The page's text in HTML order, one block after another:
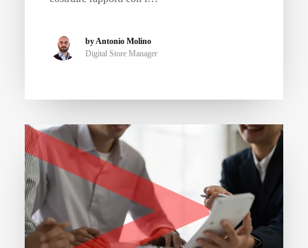
by Antonio Molino
Digital Store Manager